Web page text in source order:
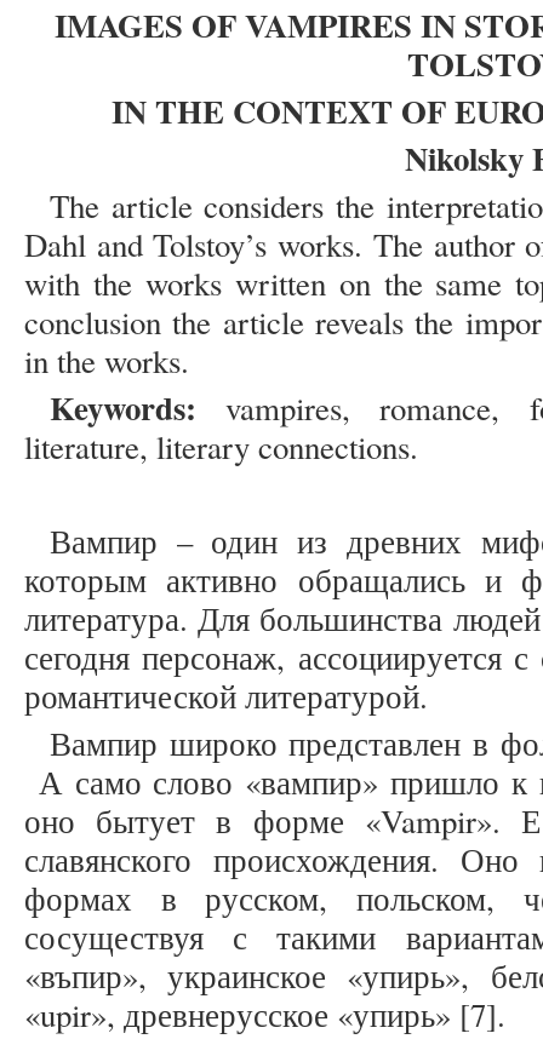
IMAGES OF VAMPIRES IN
IN THE CONTEXT OF
Nikolsky
The article considers the
Dahl and Tolstoy’s works. The author
with the works written on the same
conclusion the article reveals the
in the works.
Keywords: vampires, romance,
literature, literary connections.
Вампир – один из древних
которым активно обращались и
литература. Для большинства
сегодня персонаж, ассоциируется
романтической литературой.
Вампир широко представлен в
А само слово «вампир» пришло к
оно бытует в форме «Vampir».
славянского происхождения. Оно
формах в русском, польском,
сосуществуя с такими
«въпир», украинское «упирь»,
«upir», древнерусское «упирь» [7].